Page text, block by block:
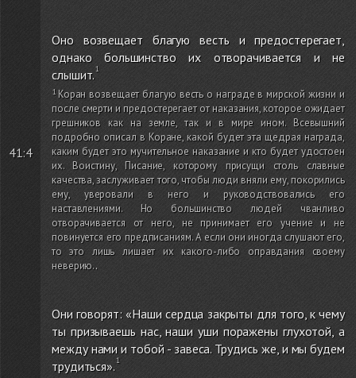
41:4
Оно возвещает благую весть и предостерегает,
однако большинство их отворачивается и не
слышит.
Коран возвещает благую весть о награде в мирской жизни и
после смерти и предостерегает от наказания, которое ожидает
грешников как на земле, так и в мире ином. Всевышний
подробно описал в Коране, какой будет эта щедрая награда,
каким будет это мучительное наказание и кто будет удостоен
их. Воистину, Писание, которому присущи столь славные
качества, заслуживает того, чтобы люди вняли ему, покорились
ему, уверовали в него и руководствовались его
наставлениями. Но большинство людей чванливо
отворачивается от него, не принимает его учение и не
повинуется его предписаниям. А если они иногда слушают его,
то это лишь лишает их какого-либо оправдания своему
неверию..
Они говорят: «Наши сердца закрыты для того, к чему
ты призываешь нас, наши уши поражены глухотой, а
между нами и тобой - завеса. Трудись же, и мы будем
трудиться».